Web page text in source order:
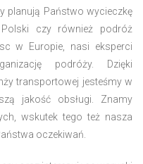
planują Państwo wycieczkę
czy również podróż
w Europie, nasi eksperci
podróży. Dzięki
transportowej jesteśmy w
jakość obsługi. Znamy
wskutek tego też nasza
oczekiwań.